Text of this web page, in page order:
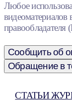
Любое
видеоматериалов
Сообщить об
Обращение в
СТАТЬИ